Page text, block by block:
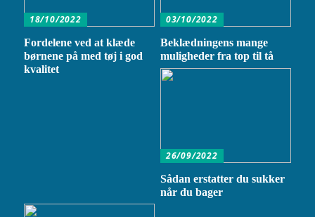
18/10/2022
Fordelene ved at klæde
børnene på med tøj i god
kvalitet
03/10/2022
Beklædningens mange
muligheder fra top til tå
26/09/2022
Sådan erstatter du sukker
når du bager